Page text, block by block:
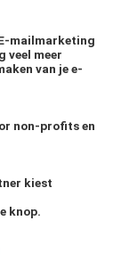
mailmarketing
veel meer
van je e-
non-profits en
kiest
knop.